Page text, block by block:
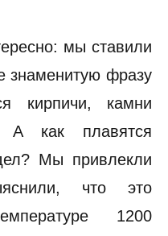
мы ставили
знаменитую фразу
кирпичи, камни
А как плавятся
Мы привлекли
что это
1200